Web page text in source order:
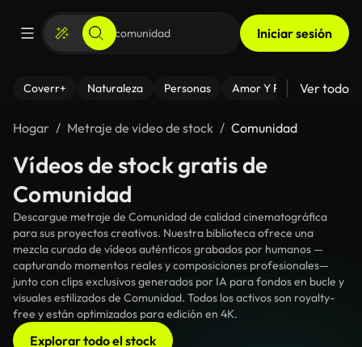
Iniciar sesión
Coverr+ Naturaleza Personas Amor Y Relaciones
Ver todo
Hogar Metraje de video de stock Comunidad
Vídeos de stock gratis de
Comunidad
Descargue metraje de Comunidad de calidad cinematográfica
para sus proyectos creativos. Nuestra biblioteca ofrece una
mezcla curada de vídeos auténticos grabados por humanos —
capturando momentos reales y composiciones profesionales—
junto con clips exclusivos generados por IA para fondos en bucle y
visuales estilizados de Comunidad. Todos los activos son royalty-
free y están optimizados para edición en 4K.
Explorar todo el stock